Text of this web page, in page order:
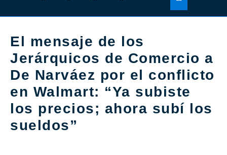
El mensaje de los
Jerárquicos de Comercio a
De Narváez por el conflicto
en Walmart: “Ya subiste
los precios; ahora subí los
sueldos”